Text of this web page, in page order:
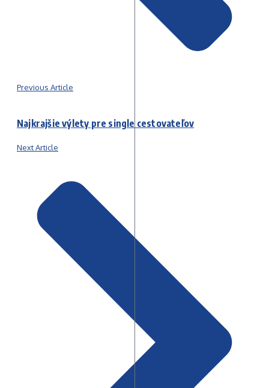
Previous Article
Najkrajšie výlety pre single cestovateľov
Next Article